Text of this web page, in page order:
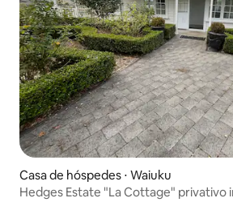
Casa de hóspedes ⋅ Waiuku
Hedges Estate "La Cottage" privativo